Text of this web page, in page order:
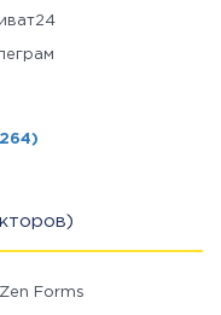
Forms